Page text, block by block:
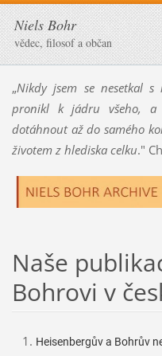
Niels Bohr
vědec, filosof a občan
„Nikdy jsem se nesetkal
pronikl k jádru všeho, a
dotáhnout až do samého
životem z hlediska celku."
Naše
Bohrovi v
Heisenbergův a Bohrův